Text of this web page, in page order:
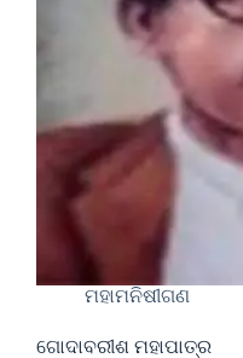
ମହାମନିଷୀଗଣ
ଗୋଦାବରୀଶ ମହାପାତ୍ର